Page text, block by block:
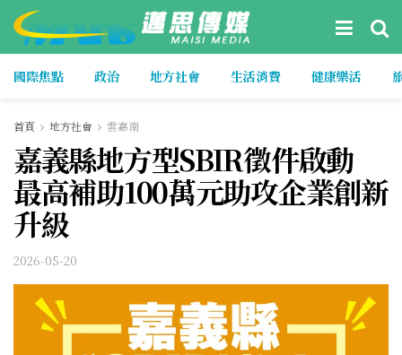
國際焦點 政治 地方社會 生活消費 健康樂活
首頁 地方社會 雲嘉南
嘉義縣地方型SBIR徵件啟動
最高補助100萬元助攻企業創新
升級
2026-05-20